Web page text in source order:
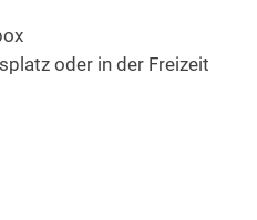
oder in der Freizeit